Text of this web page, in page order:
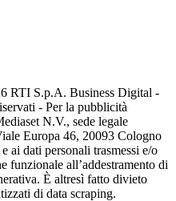
RTI S.p.A. Business Digital -
- Per la pubblicità
N.V., sede legale
Europa 46, 20093 Cologno
ai dati personali trasmessi e/o
funzionale all’addestramento di
È altresì fatto divieto
di data scraping.